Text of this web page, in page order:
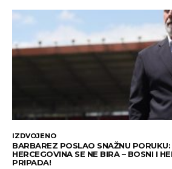
IZDVOJENO
BARBAREZ POSLAO SNAŽNU
HERCEGOVINA SE NE BIRA – BOSNI I
PRIPADA!